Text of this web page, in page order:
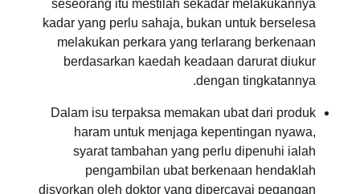
seseorang itu mestilah sekadar melakukannya
kadar yang perlu sahaja, bukan untuk berselesa
melakukan perkara yang terlarang berkenaan
berdasarkan kaedah keadaan darurat diukur
dengan tingkatannya.
Dalam isu terpaksa memakan ubat dari produk
haram untuk menjaga kepentingan nyawa,
syarat tambahan yang perlu dipenuhi ialah
pengambilan ubat berkenaan hendaklah
disyorkan oleh doktor yang dipercayai pegangan